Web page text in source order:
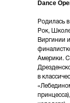
Dance
Родилась
Рок, Школе
Виргинии
Америки. С
в